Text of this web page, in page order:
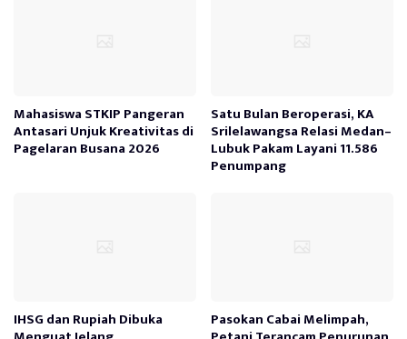
Mahasiswa STKIP Pangeran
Antasari Unjuk Kreativitas di
Pagelaran Busana 2026
Satu Bulan Beroperasi, KA
Srilelawangsa Relasi Medan–
Lubuk Pakam Layani 11.586
Penumpang
IHSG dan Rupiah Dibuka Pasokan Cabai Melimpah,